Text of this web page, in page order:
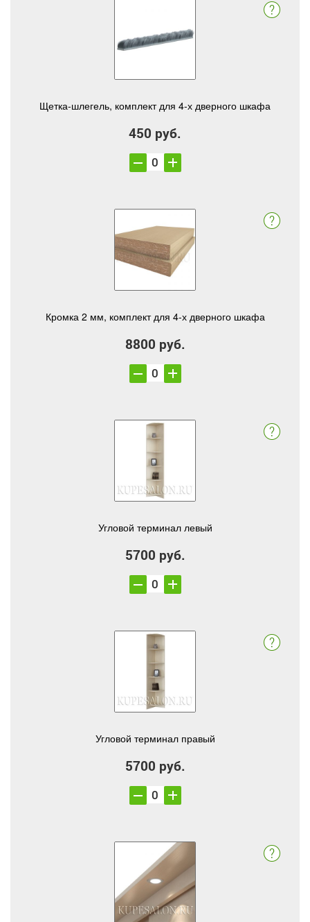
Щетка-шлегель, комплект для 4-х дверного шкафа
450 руб.
Кромка 2 мм, комплект для 4-х дверного шкафа
8800 руб.
Угловой терминал левый
5700 руб.
Угловой терминал правый
5700 руб.